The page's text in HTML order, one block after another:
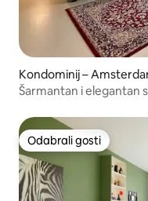
Kondominij –
Šarmantan i elegantan
Odabrali gosti
Odabrali gosti